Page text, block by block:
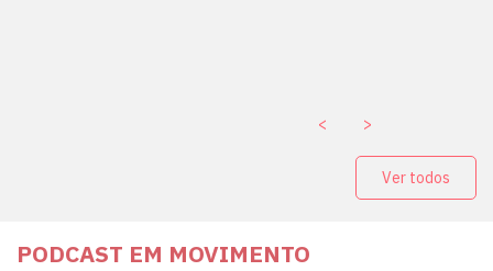
< >
Ver todos
PODCAST EM MOVIMENTO